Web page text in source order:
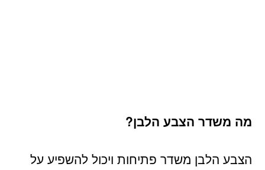
מה משדר הצבע הלבן?
הצבע הלבן משדר פתיחות ויכול להשפיע על